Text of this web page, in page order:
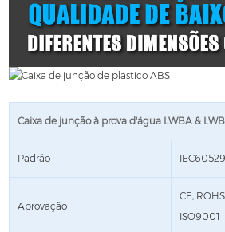
Caixa de junção à prova d'água LWBA &
Padrão IEC60529
Aprovação
CE,
ISO9001